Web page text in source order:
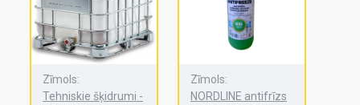
Zīmols:
Tehniskie šķidrumi -
Zīmols:
NORDLINE antifrīzs